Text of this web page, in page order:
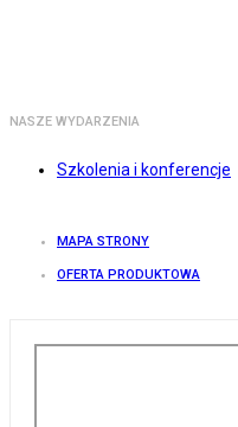
NASZE WYDARZENIA
Szkolenia i konferencje
MAPA STRONY
OFERTA PRODUKTOWA